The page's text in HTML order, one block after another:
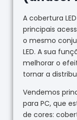
A cobertura
principais
o mesmo
LED. A sua
melhorar o
tornar a
Vendemos
para PC, que
de cores: